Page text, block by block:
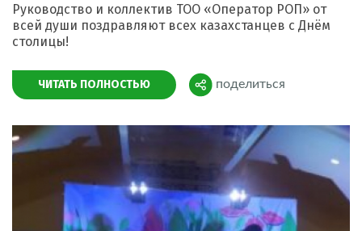
Руководство и коллектив ТОО «Оператор РОП» от
всей души поздравляют всех казахстанцев с Днём
столицы! ⠀
ЧИТАТЬ ПОЛНОСТЬЮ Поделиться
поделиться